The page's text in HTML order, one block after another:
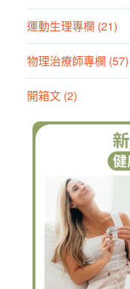
運動生理專欄 (21)
物理治療師專欄 (57)
開箱文 (2)